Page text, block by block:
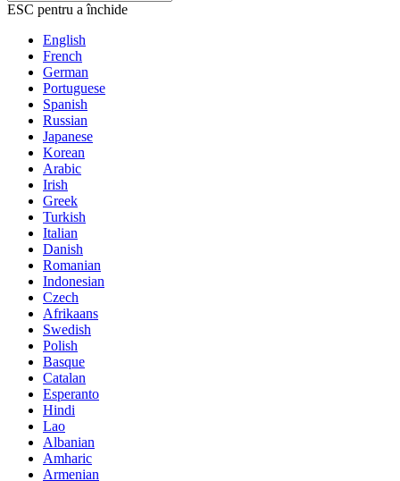
ESC pentru a închide
English
French
German
Portuguese
Spanish
Russian
Japanese
Korean
Arabic
Irish
Greek
Turkish
Italian
Danish
Romanian
Indonesian
Czech
Afrikaans
Swedish
Polish
Basque
Catalan
Esperanto
Hindi
Lao
Albanian
Amharic
Armenian